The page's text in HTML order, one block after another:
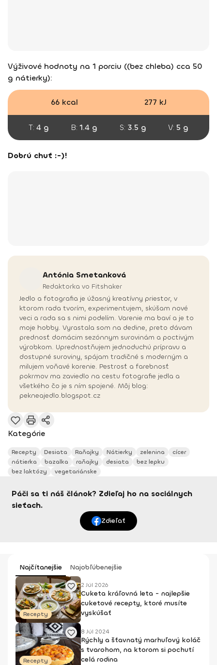
Výživové hodnoty na 1 porciu ((bez chleba) cca 50
g nátierky):
66 kcal 277 kJ
T: 4 g B: 1.4 g S: 3.5 g V: 5 g
Dobrú chuť :-)!
Antónia Smetanková
Redaktorka vo Fitshaker
Jedlo a fotografia je úžasný kreatívny priestor, v
ktorom rada tvorím, experimentujem, skúšam nové
veci a rada sa s nimi podelím. Varenie ma baví a je to
moje hobby. Vyrastala som na dedine, preto dávam
prednosť domácim sezónnym surovinám a poctivým
výrobkom. Uprednostňujem jednoduchú prípravu a
dostupné suroviny, spájam tradičné s moderným a
milujem voňavé korenie. Pestrosť a farebnosť
pokrmov ma zaviedlo na cestu fotografie jedla a
všetkého čo je s ním spojené. Môj blog:
pekneajedlo.blogspot.cz
Kategórie
Recepty Desiata Raňajky Nátierky zelenina
cícer
nátierka
bazalka raňajky desiata
bez lepku
bez laktózy
vegetariánske
Páči sa ti náš článok? Zdieľaj ho na sociálnych
sieťach.
Zdieľať
Najčítanejšie Najobľúbenejšie
Recepty
2 Júl 2026
Cuketa kráľovná leta - najlepšie
cuketové recepty, ktoré musíte
vyskúšať
Recepty
8 Júl 2024
Rýchly a šťavnatý marhuľový koláč
s tvarohom, na ktorom si pochutí
celá rodina